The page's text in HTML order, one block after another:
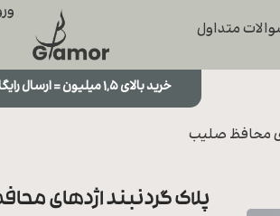
متداول
خرید بالای ۱,۵ میلیون = ارسال رایگان!
محافظ صلیب
پلاک گردنبند اژدهای